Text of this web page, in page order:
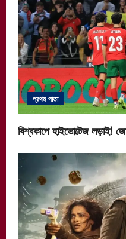
প্রথম পাতা
বিশ্বকাপে হাইভোল্টেজ লড়াই!